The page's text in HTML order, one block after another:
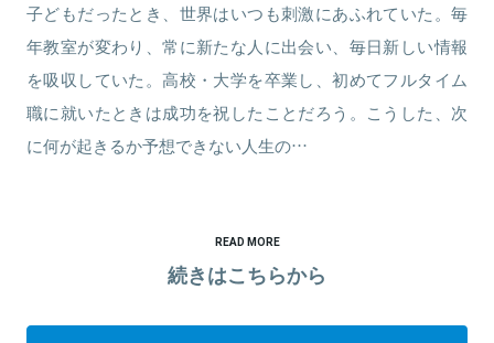
子どもだったとき、世界はいつも刺激にあふれていた。毎
年教室が変わり、常に新たな人に出会い、毎日新しい情報
を吸収していた。高校・大学を卒業し、初めてフルタイム
職に就いたときは成功を祝したことだろう。こうした、次
に何が起きるか予想できない人生の…
READ MORE
続きはこちらから